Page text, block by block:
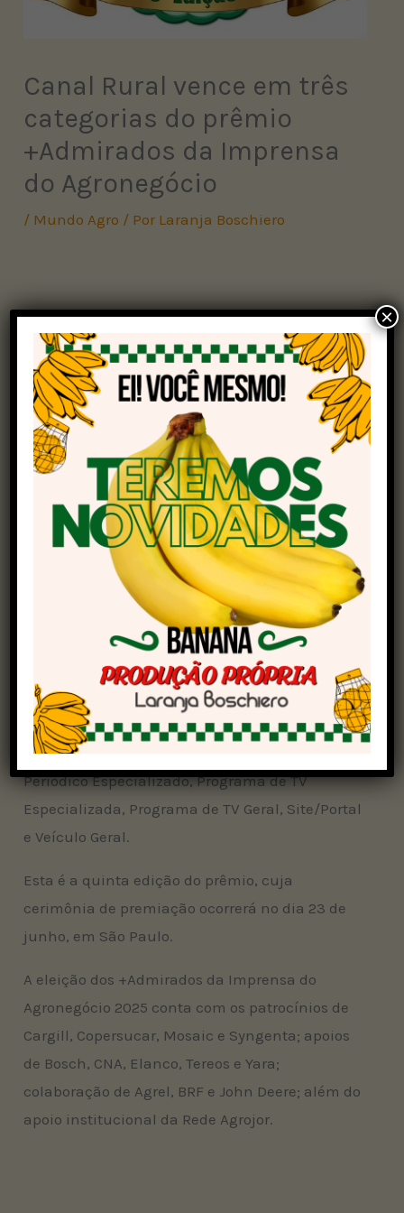
Canal Rural vence em três
categorias do prêmio
+Admirados da Imprensa
do Agronegócio
/ Mundo Agro / Por Laranja Boschiero
O Canal Rural foi vencedor em três categorias do
prêmio +Admirados da Imprensa do Agronegócio
2025. O telejornal
Rural Notícias
, o site e o canal
no YouTube da emissora foram reconhecidos
como destaques no setor.
Além disso, na categoria Jornalistas Mais
Admirados do Setor, as profissionais Beatriz
Gunther, Daiany Andrade, Marusa Trevisan e
Pryscilla Paiva foram eleitas entre as
Promovido pelo site Jornalistas&Cia, o prêmio
reconhecerá os TOP 50 +Admirados Jornalistas e
os TOP 3 +Admirados Veículos nas categorias:
Agência de Notícias, Áudio, Canal de Vídeo,
Periódico Especializado, Programa de TV
Especializada, Programa de TV Geral, Site/Portal
e Veículo Geral.
Esta é a quinta edição do prêmio, cuja
cerimônia de premiação ocorrerá no dia 23 de
junho, em São Paulo.
A eleição dos +Admirados da Imprensa do
Agronegócio 2025 conta com os patrocínios de
Cargill, Copersucar, Mosaic e Syngenta; apoios
de Bosch, CNA, Elanco, Tereos e Yara;
colaboração de Agrel, BRF e John Deere; além do
apoio institucional da Rede Agrojor.
×